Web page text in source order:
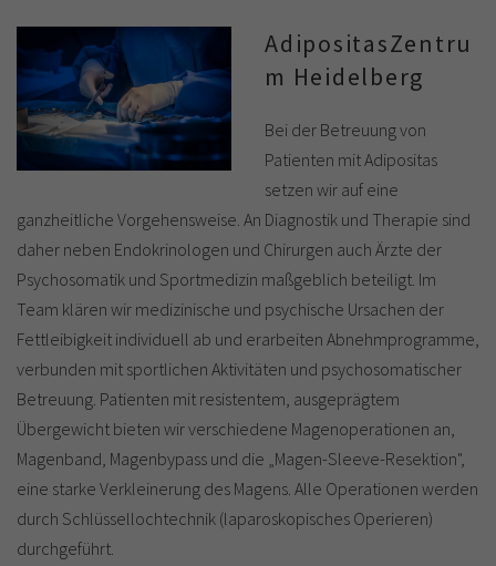
AdipositasZentru
m Heidelberg
Bei der Betreuung von
Patienten mit Adipositas
setzen wir auf eine
ganzheitliche Vorgehensweise. An Diagnostik und Therapie sind
daher neben Endokrinologen und Chirurgen auch Ärzte der
Psychosomatik und Sportmedizin maßgeblich beteiligt. Im
Team klären wir medizinische und psychische Ursachen der
Fettleibigkeit individuell ab und erarbeiten Abnehmprogramme,
verbunden mit sportlichen Aktivitäten und psychosomatischer
Betreuung. Patienten mit resistentem, ausgeprägtem
Übergewicht bieten wir verschiedene Magenoperationen an,
Magenband, Magenbypass und die „Magen-Sleeve-Resektion",
eine starke Verkleinerung des Magens. Alle Operationen werden
durch Schlüssellochtechnik (laparoskopisches Operieren)
durchgeführt.